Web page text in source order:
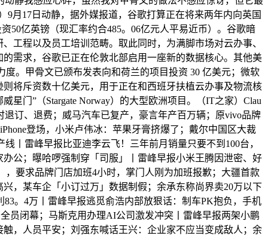
9月17日动静，据外媒报道，谷歌打算正在将来两年内向英国
50亿英镑（现汇率约合485。06亿元人平易近币）。谷歌暗
工程以及员工培训范畴。取此同时，为满脚市场对云办事、
需求，谷歌已正在伦敦北部启用一座新的数据核心。其他美
。甲骨文已颁布发表向和荷兰的项目投资 30 亿美元；微软
将斥资数十亿美元，用于正在和西班牙扶植云办事及物流核
星门”（Stargate Norway）的大型欧洲项目。（IT之家）Clau
订、退费；威马汽车已复产，豪言年产百万辆；原vivo品牌
登场，小米卢伟冰：苹果牙膏挤爆了；戴尔中国区大裁
丨雷峰早报比亚迪李云飞！三年前月销量只要不到100台，
公；曝哈啰强制穿「司服」丨雷峰早报小米王腾因泄密、好
要求品牌门店加班4小时，掌门人刚为加班报歉；大疆首款
，某车企「小订过万」数据制假；余承东称尚界卖20万以下
。4万丨雷峰早报逃觅俞浩内部放狠话：制车PK抱负，手机
员闭幕；马斯克用办理AI公司激发冲突丨雷峰早报两架小鹏
，人员平安；刘强东喊话王兴：企业家不应当变成敌人；余